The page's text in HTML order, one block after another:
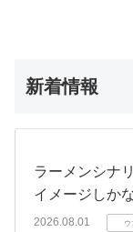
新着情報
ラーメンシナ
イメージしか
2026.08.01 ウ